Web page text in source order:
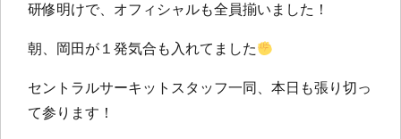
研修明けで、オフィシャルも全員揃いました！
朝、岡田が１発気合も入れてました
セントラルサーキットスタッフ一同、本日も張り切っ
て参ります！